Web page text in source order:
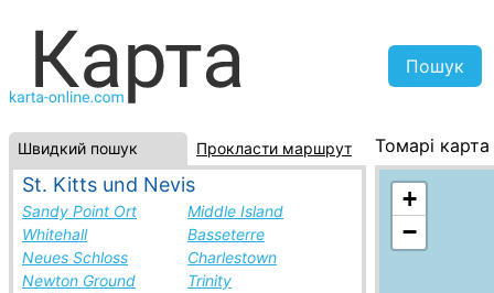
Швидкий пошук Прокласти маршрут
St. Kitts und Nevis
Sandy Point Ort
Middle Island
Whitehall
Basseterre
Neues Schloss
Charlestown
Newton Ground
Trinity
Томарі карта
Росія,
+
−